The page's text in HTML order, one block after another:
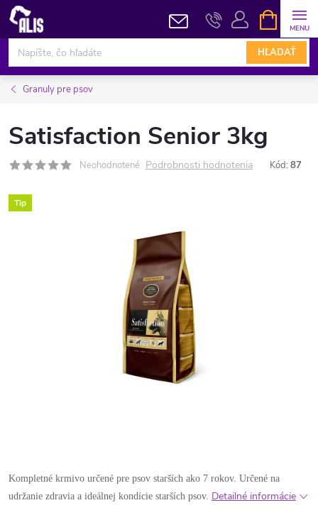
Prejsť
obsah
HĽADAŤ
KOŠÍK
Granuly pre psov
Satisfaction Senior 3kg
Neohodnotené Podrobnosti hodnotenia Kód: 87
Tip
Kompletné krmivo určené pre psov starších ako 7 rokov. Určené na
udržanie zdravia a ideálnej kondície starších psov. Detailné informácie